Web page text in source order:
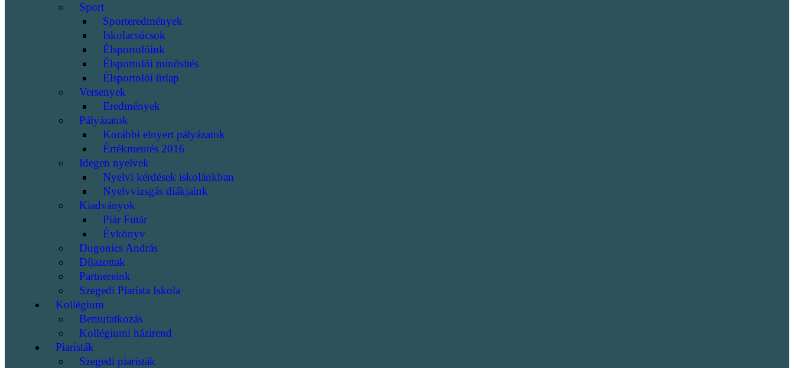
Sport
Sporteredmények
Iskolacsúcsok
Élsportolóink
Élsportolói minősítés
Élsportolói űrlap
Versenyek
Eredmények
Pályázatok
Korábbi elnyert pályázatok
Értékmentés 2016
Idegen nyelvek
Nyelvi kérdések iskolánkban
Nyelvvizsgás diákjaink
Kiadványok
Piár Futár
Évkönyv
Dugonics András
Díjazottak
Partnereink
Szegedi Piarista Iskola
Kollégium
Bemutatkozás
Kollégiumi házirend
Piaristák
Szegedi piaristák